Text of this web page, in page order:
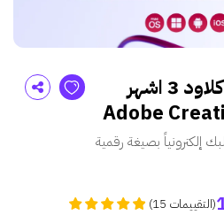
اشتراك ادوبي كريتيف كلاود 3 اشهر
بصيغة رقمية
(15 التقييمات)